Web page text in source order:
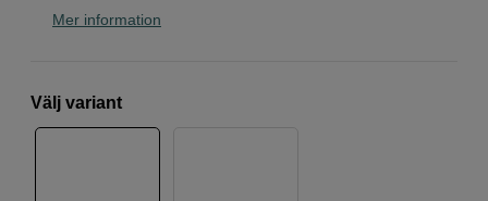
Mer information
Välj variant